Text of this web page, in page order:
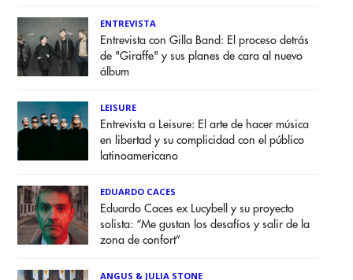
ENTREVISTA
Entrevista con Gilla Band: El proceso detrás
de "Giraffe" y sus planes de cara al nuevo
álbum
LEISURE
Entrevista a Leisure: El arte de hacer música
en libertad y su complicidad con el público
latinoamericano
EDUARDO CACES
Eduardo Caces ex Lucybell y su proyecto
solista: “Me gustan los desafíos y salir de la
zona de confort”
ANGUS & JULIA STONE